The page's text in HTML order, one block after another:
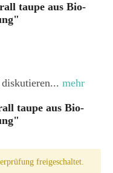
taupe aus Bio-
mehr
taupe aus Bio-
freigeschaltet.